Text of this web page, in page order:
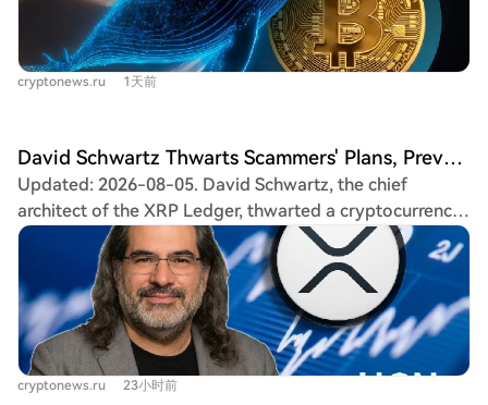
bear market is nearing its final stage. Historically,
periods of sustained price decline where large investors
are buying rather than selling have been a significant
indicator. Similar activity was observed in past market
current data is insufficient to confirm a market bottom
has been reached. While whale accumulation is seen as a
positive signal, prices for BTC, ETH, and XRP could still
fall further before a definitive bottom forms, warranting
investor caution regarding short-term volatility. Experts
note this accumulation is often part of a long-term
strategy, with large investors buying during panic while
retail investors remain cautious—a common
characteristic of past cycle endings. CryptoQuant also
cryptonews.ru 1天前
David Schwartz Thwarts Scammers' Plans, Prevents Them from Stealing People's XRP
Updated: 2026-08-05. David Schwartz, the chief
architect of the XRP Ledger, thwarted a cryptocurrency
scam targeting XRP investors. Scammers had created a
near-flawless clone of the official Ripple website, using
identical branding to trick users. The site featured a
banner promising exclusive rewards "for those who
never sold," urging users to click a "Get Early Access"
button. This action would trigger a transaction draining
the user's XRP wallet. In response to a screenshot of the
cryptonews.ru 23小时前